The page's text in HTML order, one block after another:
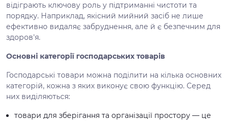
відіграють ключову роль у підтриманні чистоти та
порядку. Наприклад, якісний мийний засіб не лише
ефективно видаляє забруднення, але й є безпечним для
здоров'я.
Основні категорії господарських товарів
Господарські товари можна поділити на кілька основних
категорій, кожна з яких виконує свою функцію. Серед
них виділяються:
товари для зберігання та організації простору — це